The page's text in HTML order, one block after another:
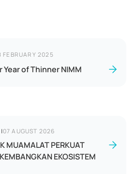
FEBRUARY 2025
of Thinner NIMM
|07 AUGUST 2026
MUAMALAT PERKUAT
EKOSISTEM